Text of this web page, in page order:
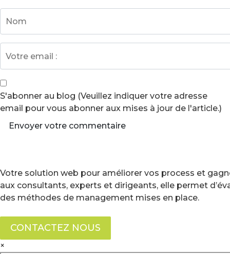
S'abonner au blog (Veuillez indiquer votre adresse
email pour vous abonner aux mises à jour de l'article.)
Envoyer votre commentaire
Votre solution web pour améliorer vos process et
aux consultants, experts et dirigeants, elle permet
des méthodes de management mises en place.
CONTACTEZ NOUS
×